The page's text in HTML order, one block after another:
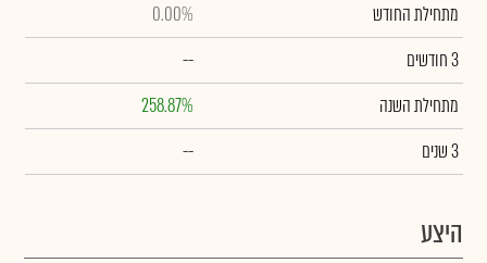
מתחילת החודש
0.00%
3 חודשים
--
מתחילת השנה
258.87%
3 שנים
--
היצע